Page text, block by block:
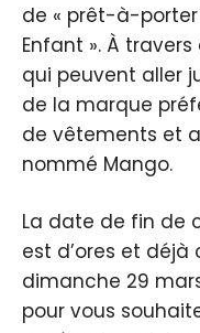
de « prêt-à-
Enfant ». À
qui peuvent aller
de la marque
de vêtements et
nommé Mango.
La date de fin de
est d’ores et déjà
dimanche 29
pour vous